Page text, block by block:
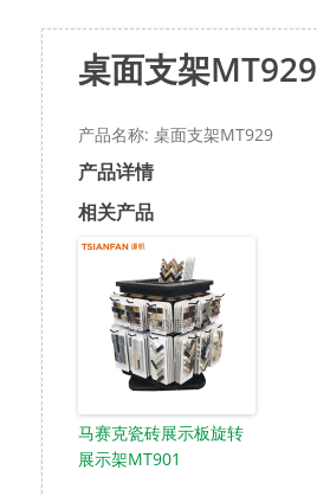
桌面支架MT929
产品名称: 桌面支架MT929
产品详情
相关产品
马赛克瓷砖展示板旋转
展示架MT901